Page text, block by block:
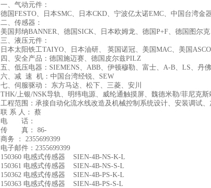
一、气动元件：
德国FESTO、日本SMC、日本CKD、宁波亿太诺EMC、中国台湾
二、传感器：
美国邦纳BANNER、德国SICK、日本欧姆龙、德国P+F、德国图尔
三、液压元件：
日本太阳铁工TAIYO、日本油研、 英国诺冠、美国MAC、美国
四、安全产品：德国施迈赛、德国皮尔兹PILZ
五、低压电器：SIEMENS、ABB、伊顿穆勒、富士、A-B、LS、丹
六、减 速 机：中国台湾经锐、SEW
七、伺服驱动： 东方马达、松下、三菱、安川
THK/上银/NSK导轨、明纬电源、威纶通触摸屏、魏德米勒/菲尼克斯
工程范围：承接自动化流水线改造及机械控制系统设计、安装调试、
联 系 人： 蔡
电 话：
传 真： 86-
商务 ： 2355699399
电子邮件：2355699399
150360 电感式传感器 SIEN-4B-NS-K-L
150361 电感式传感器 SIEN-4B-NS-S-L
150362 电感式传感器 SIEN-4B-PS-K-L
150363 电感式传感器 SIEN-4B-PS-S-L